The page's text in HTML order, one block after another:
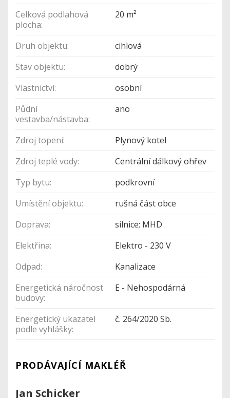
Celková podlahová
plocha:
20 m²
Druh objektu:
cihlová
Stav objektu:
dobrý
Vlastnictví:
osobní
Půdní
vestavba/nástavba:
ano
Zdroj topení:
Plynový kotel
Zdroj teplé vody:
Centrální dálkový ohřev
Typ bytu:
podkrovní
Umístění objektu:
rušná část obce
Doprava:
silnice; MHD
Elektřina:
Elektro - 230 V
Odpad:
Kanalizace
Energetická náročnost
budovy:
E - Nehospodárná
Energetický ukazatel
podle vyhlášky:
č. 264/2020 Sb.
PRODÁVAJÍCÍ MAKLÉŘ
Jan Schicker